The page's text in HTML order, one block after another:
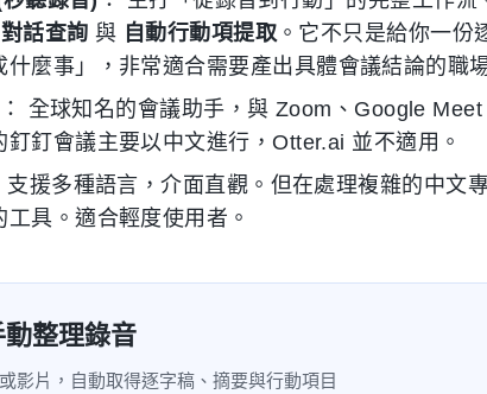
話查詢 與 自動行動項提取。它不只是給你一份
什麼事」，非常適合需要產出具體會議結論的職
： 全球知名的會議助手，與 Zoom、Google
釘釘會議主要以中文進行，Otter.ai 並不適用。
支援多種語言，介面直觀。但在處理複雜的中文
工具。適合輕度使用者。
動整理錄音
影片，自動取得逐字稿、摘要與行動項目